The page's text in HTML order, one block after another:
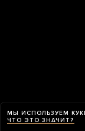
МЫ ИСПОЛЬЗУЕМ
ЧТО ЭТО ЗНАЧИТ?